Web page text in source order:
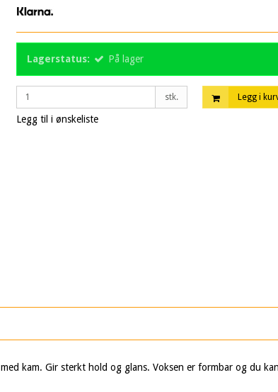
Lagerstatus: På lager
stk. Legg i
Legg til i ønskeliste
kam. Gir sterkt hold og glans. Voksen er formbar og du